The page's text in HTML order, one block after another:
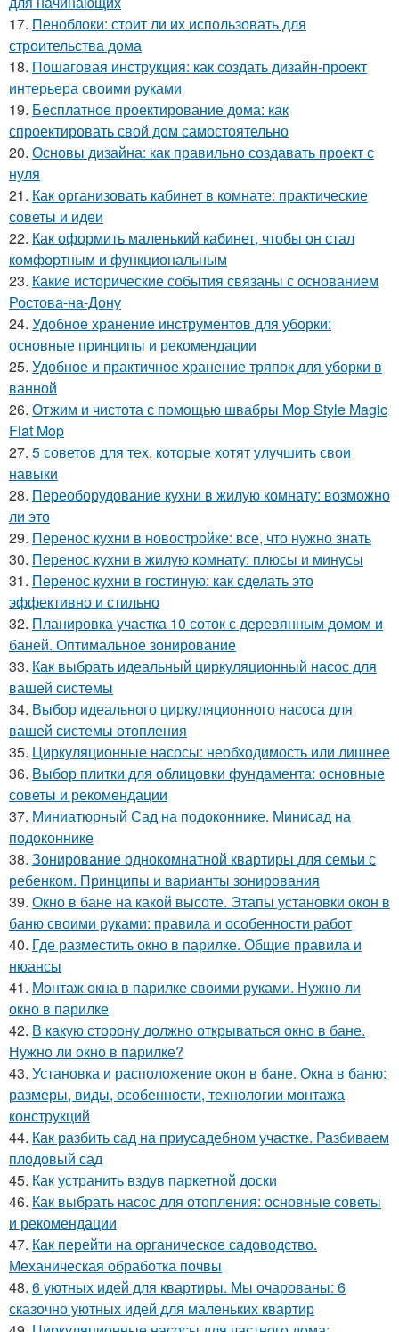
17. Пеноблоки: стоит ли их использовать для
строительства дома
18. Пошаговая инструкция: как создать дизайн-проект
интерьера своими руками
19. Бесплатное проектирование дома: как
спроектировать свой дом самостоятельно
20. Основы дизайна: как правильно создавать проект с
нуля
21. Как организовать кабинет в комнате: практические
советы и идеи
22. Как оформить маленький кабинет, чтобы он стал
комфортным и функциональным
23. Какие исторические события связаны с основанием
Ростова-на-Дону
24. Удобное хранение инструментов для уборки:
основные принципы и рекомендации
25. Удобное и практичное хранение тряпок для уборки в
ванной
26. Отжим и чистота с помощью швабры Mop Style Magic
Flat Mop
27. 5 советов для тех, которые хотят улучшить свои
навыки
28. Переоборудование кухни в жилую комнату: возможно
ли это
29. Перенос кухни в новостройке: все, что нужно знать
30. Перенос кухни в жилую комнату: плюсы и минусы
31. Перенос кухни в гостиную: как сделать это
эффективно и стильно
32. Планировка участка 10 соток с деревянным домом и
баней. Оптимальное зонирование
33. Как выбрать идеальный циркуляционный насос для
вашей системы
34. Выбор идеального циркуляционного насоса для
вашей системы отопления
35. Циркуляционные насосы: необходимость или лишнее
36. Выбор плитки для облицовки фундамента: основные
советы и рекомендации
37. Миниатюрный Сад на подоконнике. Минисад на
подоконнике
38. Зонирование однокомнатной квартиры для семьи с
ребенком. Принципы и варианты зонирования
39. Окно в бане на какой высоте. Этапы установки окон в
баню своими руками: правила и особенности работ
40. Где разместить окно в парилке. Общие правила и
нюансы
41. Монтаж окна в парилке своими руками. Нужно ли
окно в парилке
42. В какую сторону должно открываться окно в бане.
Нужно ли окно в парилке?
43. Установка и расположение окон в бане. Окна в баню:
размеры, виды, особенности, технологии монтажа
конструкций
44. Как разбить сад на приусадебном участке. Разбиваем
плодовый сад
45. Как устранить вздув паркетной доски
46. Как выбрать насос для отопления: основные советы
и рекомендации
47. Как перейти на органическое садоводство.
Механическая обработка почвы
48. 6 уютных идей для квартиры. Мы очарованы: 6
сказочно уютных идей для маленьких квартир